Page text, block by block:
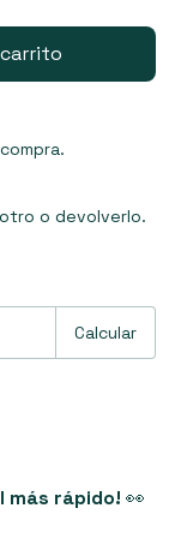
o devolverlo.
Calcular
más rápido! 👀